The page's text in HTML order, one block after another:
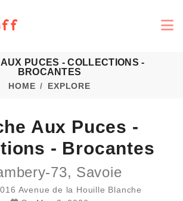
PUCES - COLLECTIONS -
BROCANTES
HOME EXPLORE
Aux Puces -
- Brocantes
73, Savoie
Avenue de la Houille Blanche